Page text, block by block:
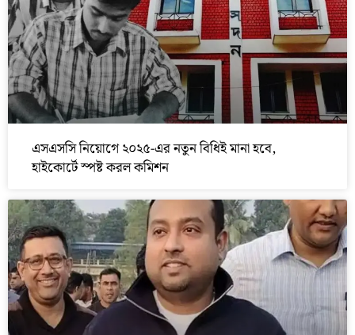
এসএসসি নিয়োগে ২০২৫-এর নতুন বিধিই মানা হবে,
হাইকোর্টে স্পষ্ট করল কমিশন